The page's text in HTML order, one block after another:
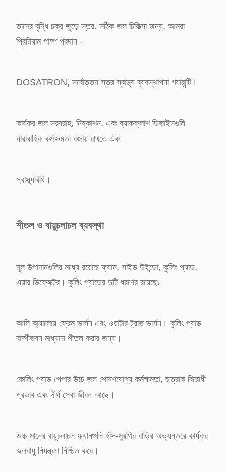
তাদের বৃদ্ধি চক্র জুড়ে স্তর. সঠিক জল চিকিত্সা জন্য, আমরা
প্রিমিয়াম পাম্প প্রদান -
DOSATRON, সর্বোত্তম স্তর স্বাস্থ্য ব্যবস্থাপনা গ্যারান্টি।
কার্যকর জল সরবরাহ, নিষ্কাশন, এবং ব্যাকফ্লাশ ডিভাইসগুলি
ধারাবাহিক কর্মক্ষমতা বজায় রাখতে এবং
স্বাস্থ্যবিধি।
শীতল ও বায়ুচলাচল ব্যবস্থা
মূল উপাদানগুলির মধ্যে রয়েছে ফ্যান, সাইড উইন্ডো, কুলিং প্যাড,
এয়ার ডিফ্লেক্টর। কুলিং প্যাডের দুটি ধরণের রয়েছেঃ
আলি অ্যালোয় ফ্রেম ভার্সন এবং ওয়াটার ট্রাভ ভার্সন। কুলিং প্যাড
বাষ্পীভবন মাধ্যমে শীতল করার জন্য।
কোলিং প্যাড পেপার উচ্চ জল শোষণযোগ্য কর্মক্ষমতা, ছত্রাক বিরোধী
প্রভাব এবং দীর্ঘ সেবা জীবন আছে।
উচ্চ মানের বায়ুচলাচল ফ্যানগুলি হাঁস-মুরগির বাড়ির অভ্যন্তরে কার্যকর
জলবায়ু নিয়ন্ত্রণ নিশ্চিত করে।